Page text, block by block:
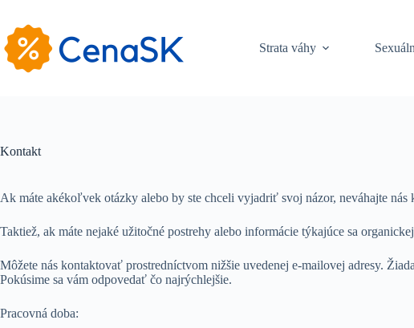
content
Strata váhy
Kontakt
Ak máte akékoľvek otázky alebo by ste chceli vyjadriť svoj názor, neváhajte
Taktiež, ak máte nejaké užitočné postrehy alebo informácie týkajúce sa
Môžete nás kontaktovať prostredníctvom nižšie uvedenej e-mailovej adresy.
Pokúsime sa vám odpovedať čo najrýchlejšie.
Pracovná doba: